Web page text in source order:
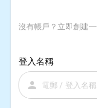
沒有帳戶？立即創建
登入名稱
person